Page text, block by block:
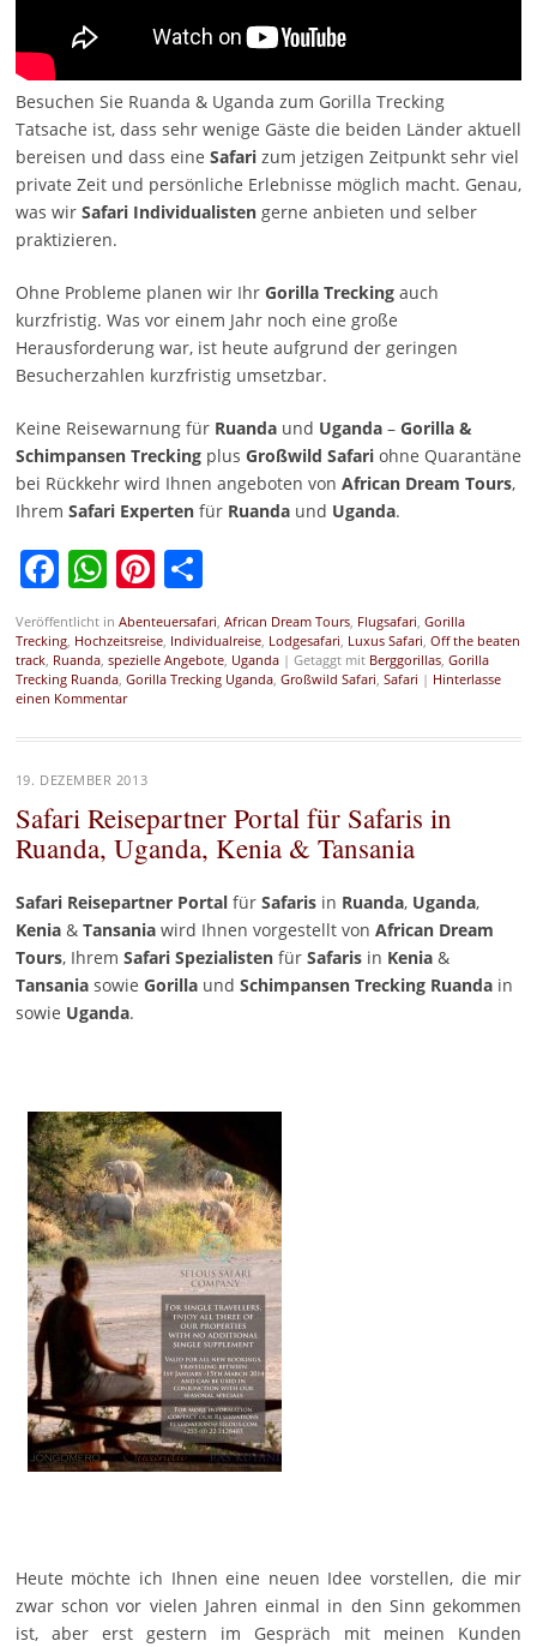
Besuchen Sie Ruanda & Uganda zum Gorilla Trecking
Tatsache ist, dass sehr wenige Gäste die beiden Länder aktuell
bereisen und dass eine Safarizum jetzigen Zeitpunkt sehr viel
private Zeit und persönliche Erlebnisse möglich macht. Genau,
was wirSafari Individualisten gerne anbieten und selber
praktizieren.
Ohne Probleme planen wir Ihr Gorilla Treckingauch
kurzfristig. Was vor einem Jahr noch eine große
Herausforderung war, ist heute aufgrund der geringen
Besucherzahlen kurzfristig umsetzbar.
Keine Reisewarnung für Ruandaund Uganda– Gorilla &
Schimpansen Treckingplus Großwild Safariohne Quarantäne
bei Rückkehr wird Ihnen angeboten von African Dream Tours,
Ihrem Safari Expertenfür Ruandaund Uganda.
Facebook
WhatsApp
Pinterest
Teilen
Veröffentlicht in Abenteuersafari, African Dream Tours, Flugsafari, Gorilla
Trecking, Hochzeitsreise, Individualreise, Lodgesafari, Luxus Safari, Off the beaten
track, Ruanda, spezielle Angebote, Uganda | Getaggt mit Berggorillas, Gorilla
Trecking Ruanda, Gorilla Trecking Uganda, Großwild Safari, Safari | Hinterlasse
einen Kommentar
19. DEZEMBER 2013
Safari Reisepartner Portal für Safaris in
Ruanda, Uganda, Kenia & Tansania
Safari Reisepartner Portalfür Safarisin Ruanda, Uganda,
Kenia& Tansaniawird Ihnen vorgestellt von African Dream
Tours, Ihrem Safari Spezialistenfür Safarisin Kenia&
Tansaniasowie Gorillaund Schimpansen Trecking Ruandain
sowie Uganda.
Heute möchte ich Ihnen eine neuen Idee vorstellen, die mir
zwar schon vor vielen Jahren einmal in den Sinn gekommen
ist, aber erst gestern im Gespräch mit meinen Kunden